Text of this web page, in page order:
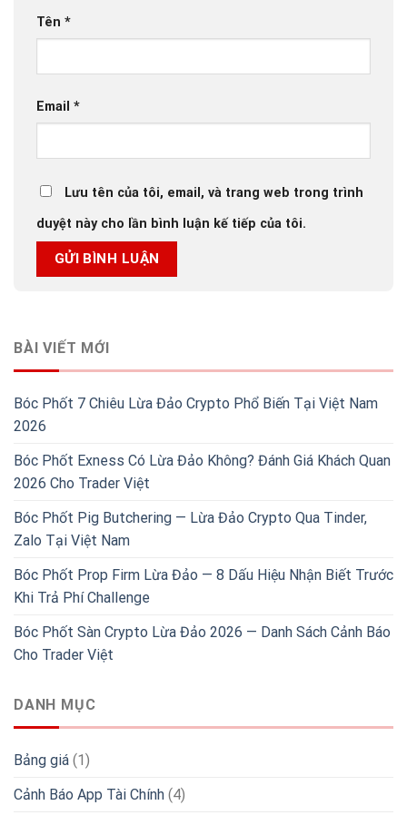
Tên *
Email *
Lưu tên của tôi, email, và trang web trong trình
duyệt này cho lần bình luận kế tiếp của tôi.
BÀI VIẾT MỚI
Bóc Phốt 7 Chiêu Lừa Đảo Crypto Phổ Biến Tại Việt Nam
2026
Bóc Phốt Exness Có Lừa Đảo Không? Đánh Giá Khách Quan
2026 Cho Trader Việt
Bóc Phốt Pig Butchering — Lừa Đảo Crypto Qua Tinder,
Zalo Tại Việt Nam
Bóc Phốt Prop Firm Lừa Đảo — 8 Dấu Hiệu Nhận Biết Trước
Khi Trả Phí Challenge
Bóc Phốt Sàn Crypto Lừa Đảo 2026 — Danh Sách Cảnh Báo
Cho Trader Việt
DANH MỤC
Bảng giá (1)
Cảnh Báo App Tài Chính (4)